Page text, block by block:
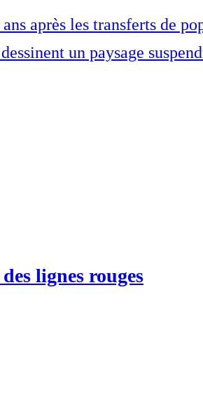
après les transferts de
un paysage
lignes rouges